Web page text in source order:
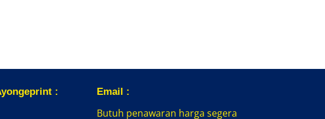
: Email :
Butuh penawaran harga segera